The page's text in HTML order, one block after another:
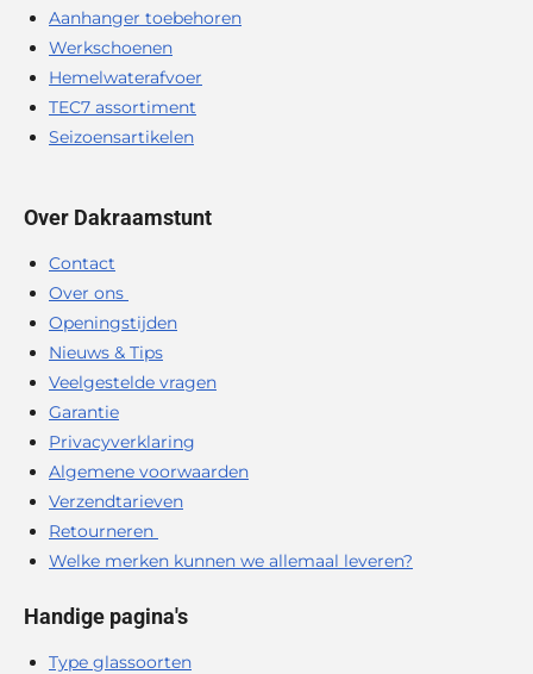
Aanhanger toebehoren
Werkschoenen
Hemelwaterafvoer
TEC7 assortiment
Seizoensartikelen
Over Dakraamstunt
Contact
Over ons
Openingstijden
Nieuws & Tips
Veelgestelde vragen
Garantie
Privacyverklaring
Algemene voorwaarden
Verzendtarieven
Retourneren
Welke merken kunnen we allemaal leveren?
Handige pagina's
Type glassoorten